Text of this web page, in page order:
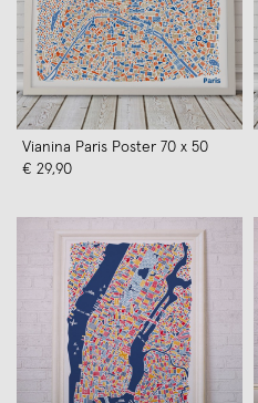
Vianina Paris Poster 70 x 50
€ 29,90